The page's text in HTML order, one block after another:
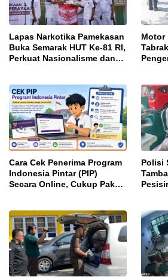
Lapas Narkotika Pamekasan
Buka Semarak HUT Ke-81 RI,
Perkuat Nasionalisme dan
Motor
Cara Cek Penerima Program
Indonesia Pintar (PIP)
Secara Online, Cukup Pakai
Polisi